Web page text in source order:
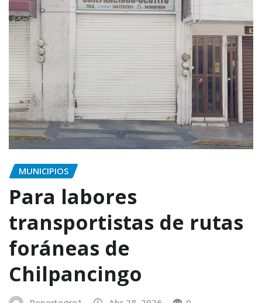
MUNICIPIOS
Para labores
transportistas de rutas
foráneas de
Chilpancingo